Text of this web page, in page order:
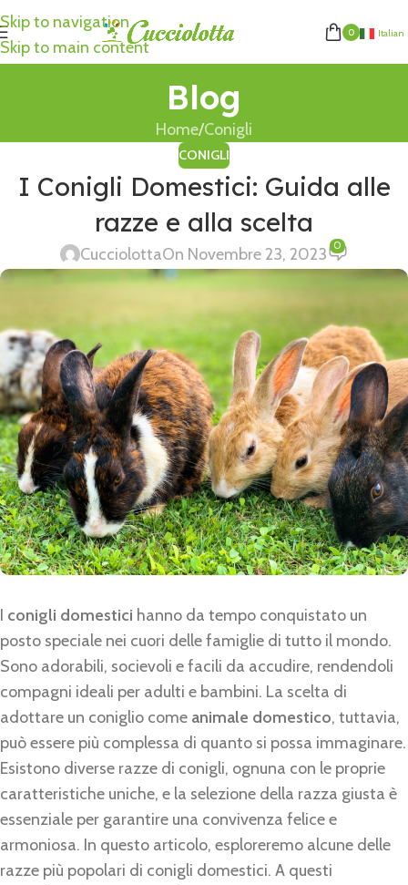
Skip to navigation
Skip to main content
0 Italian
Blog
Home Conigli
CONIGLI
I Conigli Domestici: Guida alle
razze e alla scelta
CucciolottaOn Novembre 23, 2023 0
I conigli domestici hanno da tempo conquistato un
posto speciale nei cuori delle famiglie di tutto il mondo.
Sono adorabili, socievoli e facili da accudire, rendendoli
compagni ideali per adulti e bambini. La scelta di
adottare un coniglio come animale domestico, tuttavia,
può essere più complessa di quanto si possa immaginare.
Esistono diverse razze di conigli, ognuna con le proprie
caratteristiche uniche, e la selezione della razza giusta è
essenziale per garantire una convivenza felice e
armoniosa. In questo articolo, esploreremo alcune delle
razze più popolari di conigli domestici. A questi